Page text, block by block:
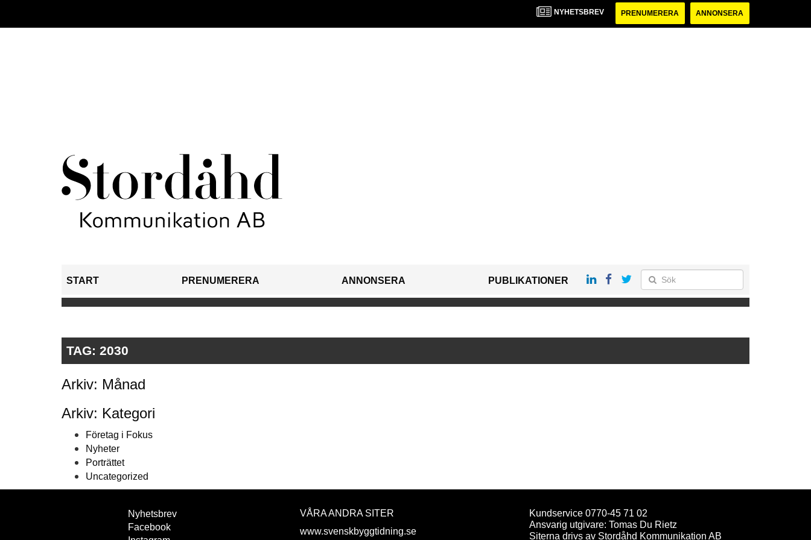
NYHETSBREV PRENUMERERA ANNONSERA
START PRENUMERERA ANNONSERA PUBLIKATIONER
TAG: 2030
Arkiv: Månad
Arkiv: Kategori
Företag i Fokus
Nyheter
Porträttet
Uncategorized
Nyhetsbrev
Facebook
VÅRA ANDRA SITER
www.svenskbyggtidning.se
Kundservice 0770-45 71 02
Ansvarig utgivare: Tomas Du Rietz
Siterna drivs av Stordåhd Kommunikation AB